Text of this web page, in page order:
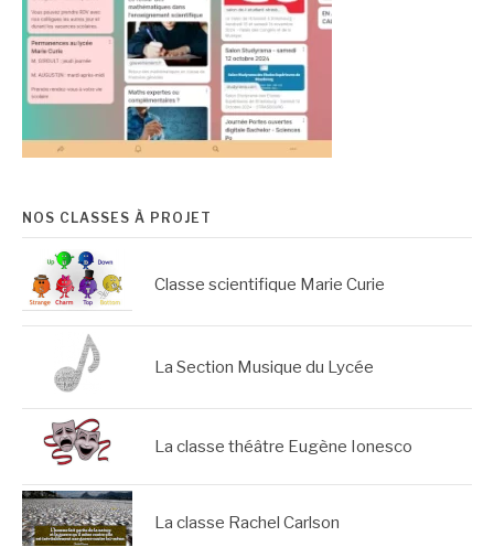
NOS CLASSES À PROJET
Classe scientifique Marie Curie
La Section Musique du Lycée
La classe théâtre Eugène Ionesco
La classe Rachel Carlson